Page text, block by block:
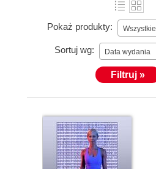
Pokaż produkty: Wszystkie
Sortuj wg: Data wydania
Filtruj »